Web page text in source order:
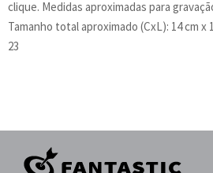
clique. Medidas aproximadas para
Tamanho total aproximado (CxL): 14 cm x
23